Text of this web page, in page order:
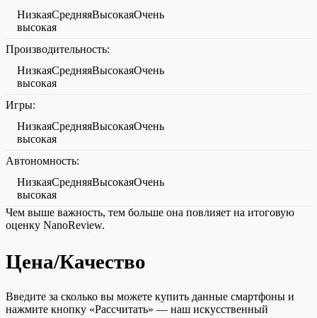
НизкаяСредняяВысокаяОчень
высокая
Производительность:
НизкаяСредняяВысокаяОчень
высокая
Игры:
НизкаяСредняяВысокаяОчень
высокая
Автономность:
НизкаяСредняяВысокаяОчень
высокая
Чем выше важность, тем больше она повлияет на итоговую
оценку NanoReview.
Цена/Качество
Введите за сколько вы можете купить данные смартфоны и
нажмите кнопку «Рассчитать» — наш искусственный